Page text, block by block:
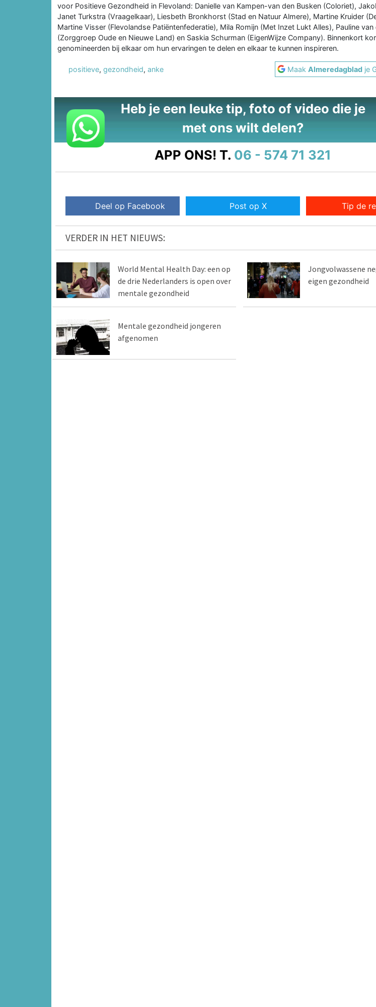
voor Positieve Gezondheid in Flevoland: Danielle van Kampen-van den Busken (Coloriet),
Janet Turkstra (Vraagelkaar), Liesbeth Bronkhorst (Stad en Natuur Almere), Martine Kruider
Martine Visser (Flevolandse Patiëntenfederatie), Mila Romijn (Met Inzet Lukt Alles), Pauline van
(Zorggroep Oude en Nieuwe Land) en Saskia Schurman (EigenWijze Company). Binnenkort
genomineerden bij elkaar om hun ervaringen te delen en elkaar te kunnen inspireren.
positieve, gezondheid, anke MaakAlmeredagblad je
Heb je een leuke tip, foto of video die je
met ons wilt delen?
APP ONS! T. 06 - 574 71 321
Deel op Facebook Post op X Tip de
VERDER IN HET NIEUWS:
World Mental Health Day: een op
de drie Nederlanders is open over
mentale gezondheid
Jongvolwassene
eigen gezondheid
Mentale gezondheid jongeren
afgenomen